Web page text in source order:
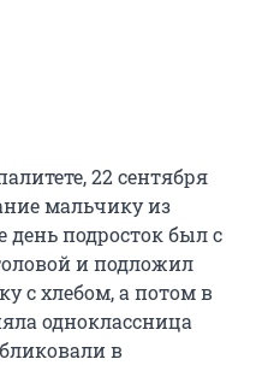
22 сентября
мальчику из
день подросток был с
и подложил
с хлебом, а потом в
одноклассница
в